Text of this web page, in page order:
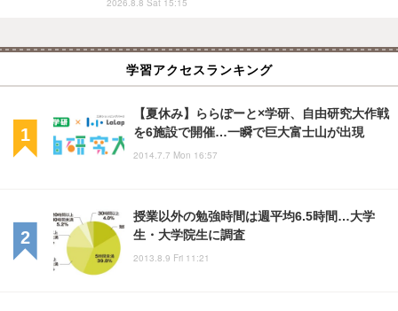
2026.8.8 Sat 15:15
学習アクセスランキング
【夏休み】ららぽーと×学研、自由研究大作戦
を6施設で開催…一瞬で巨大富士山が出現
2014.7.7 Mon 16:57
授業以外の勉強時間は週平均6.5時間…大学
生・大学院生に調査
2013.8.9 Fri 11:21